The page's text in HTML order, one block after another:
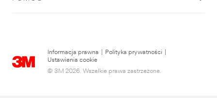
Informacja prawna Polityka prywatności
Ustawienia cookie
© 3M 2026. Wszelkie prawa zastrzeżone.